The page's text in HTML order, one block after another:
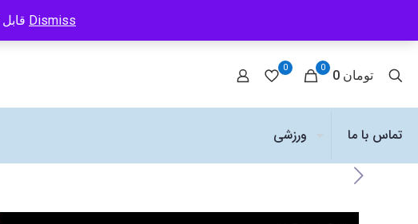
0 0
0 تومان
ورزشی تماس با ما
Dismiss